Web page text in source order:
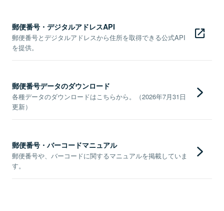
郵便番号・デジタルアドレスAPI
郵便番号とデジタルアドレスから住所を取得できる公式API
を提供。
郵便番号データのダウンロード
各種データのダウンロードはこちらから。（2026年7月31日
更新）
郵便番号・バーコードマニュアル
郵便番号や、バーコードに関するマニュアルを掲載していま
す。